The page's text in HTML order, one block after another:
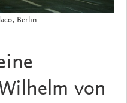
Berlin
von